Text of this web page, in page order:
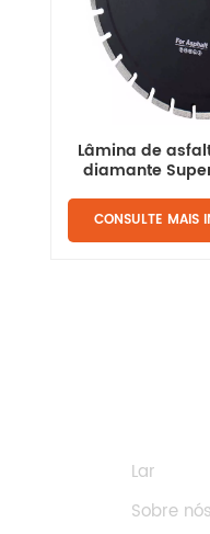
Lâmina de
diamante
CONSULTE MAIS
Lar
Sobre nós